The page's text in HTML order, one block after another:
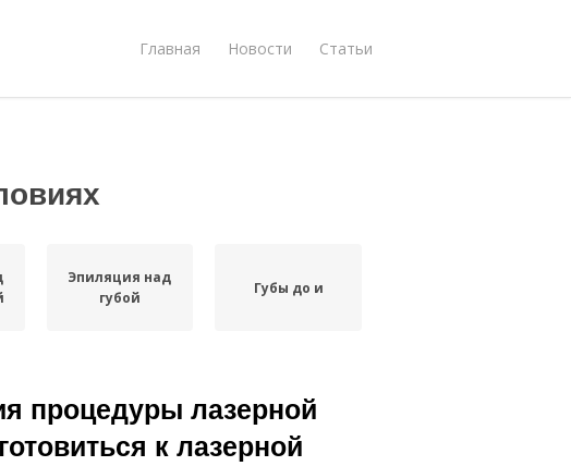
Главная Новости Статьи
Эпиляция над
губой
Губы до и
процедуры лазерной
к лазерной